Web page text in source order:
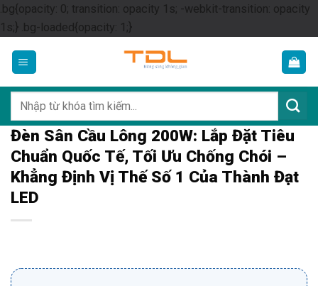
.bg{opacity: 0; transition: opacity 1s; -webkit-transition: opacity
1s;} .bg-loaded{opacity: 1;}Skip
content
kiếm:
Đèn Sân Cầu Lông 200W: Lắp Đặt Tiêu
Chuẩn Quốc Tế, Tối Ưu Chống Chói –
Khẳng Định Vị Thế Số 1 Của Thành Đạt
LED